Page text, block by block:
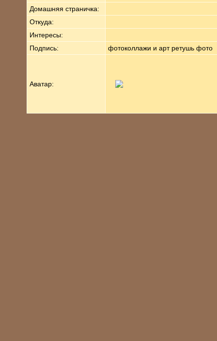
Домашняя страничка:
Откуда:
Интересы:
Подпись:
фотоколлажи и арт ретушь фото
Аватар: